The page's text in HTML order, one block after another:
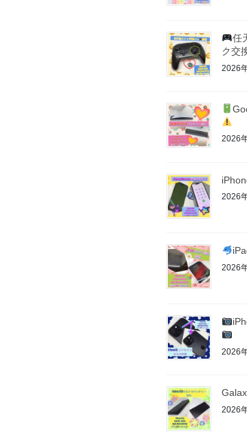
任
ク交
2026
2026
2026
2026
2026
2026